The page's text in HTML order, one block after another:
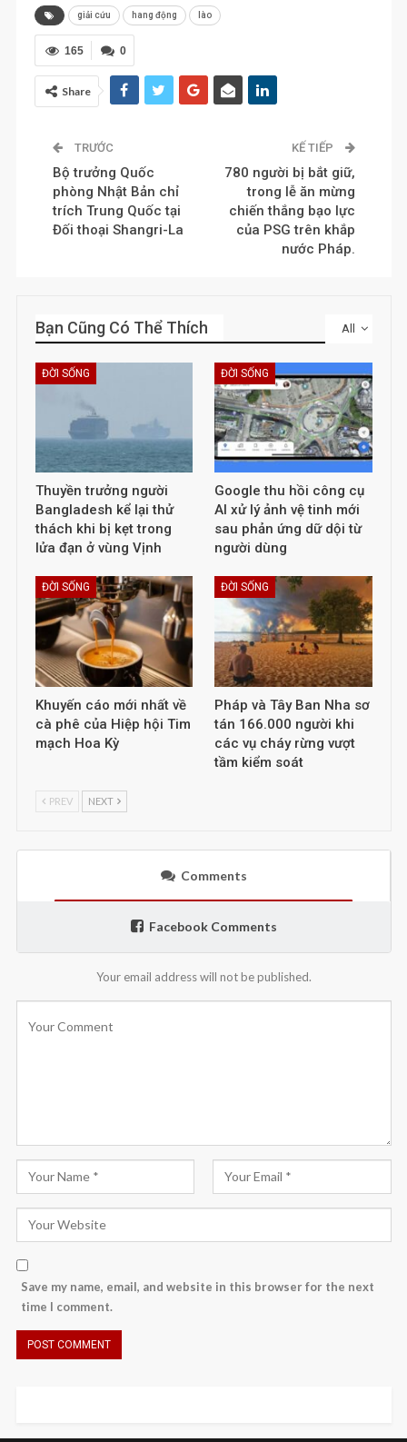
giải cứu hang động lào
0
165
Share
TRƯỚC
Bộ trưởng Quốc
phòng Nhật Bản chỉ
trích Trung Quốc tại
Đối thoại Shangri-La
KẾ TIẾP
780 người bị bắt giữ,
trong lễ ăn mừng
chiến thắng bạo lực
của PSG trên khắp
nước Pháp.
All
Bạn Cũng Có Thể Thích
ĐỜI SỐNG
Thuyền trưởng người
Bangladesh kể lại thử
thách khi bị kẹt trong
lửa đạn ở vùng Vịnh
ĐỜI SỐNG
Google thu hồi công cụ
AI xử lý ảnh vệ tinh mới
sau phản ứng dữ dội từ
người dùng
ĐỜI SỐNG
Khuyến cáo mới nhất về
cà phê của Hiệp hội Tim
mạch Hoa Kỳ
ĐỜI SỐNG
Pháp và Tây Ban Nha sơ
tán 166.000 người khi
các vụ cháy rừng vượt
tầm kiểm soát
PREV NEXT
Comments
Facebook Comments
Your email address will not be published.
Save my name, email, and website in this browser for the next
time I comment.